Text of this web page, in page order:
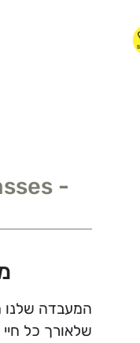
-
המעבדה שלנו
שלאורך כל